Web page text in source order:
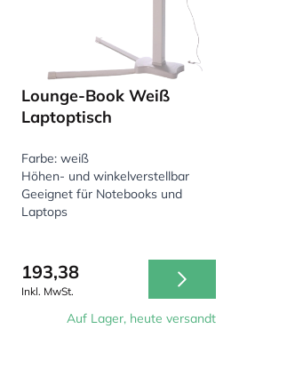
Lounge-Book Weiß
Laptoptisch
Farbe: weiß
Höhen- und winkelverstellbar
Geeignet für Notebooks und
Laptops
193,38
Inkl. MwSt.
Auf Lager, heute versandt